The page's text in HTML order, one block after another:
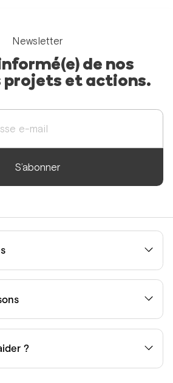
Newsletter
de nos
et actions.
S’abonner
?